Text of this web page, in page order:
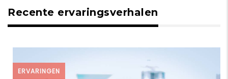
Recente ervaringsverhalen
ERVARINGEN